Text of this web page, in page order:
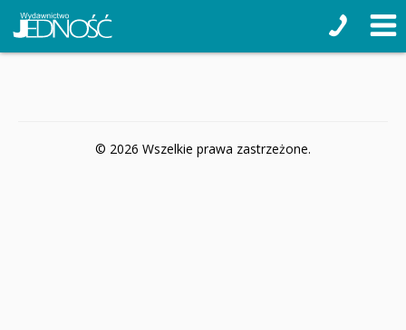
© 2026 Wszelkie prawa zastrzeżone.